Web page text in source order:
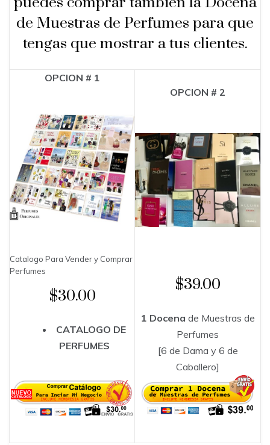
de Muestras de Perfumes para que
tengas que mostrar a tus clientes.
OPCION # 1
Catalogo Para Vender y Comprar
Perfumes
$30.00
CATALOGO DE
PERFUMES
OPCION # 2
$39.00
1 Docena de Muestras de
Perfumes
[6 de Dama y 6 de
Caballero]